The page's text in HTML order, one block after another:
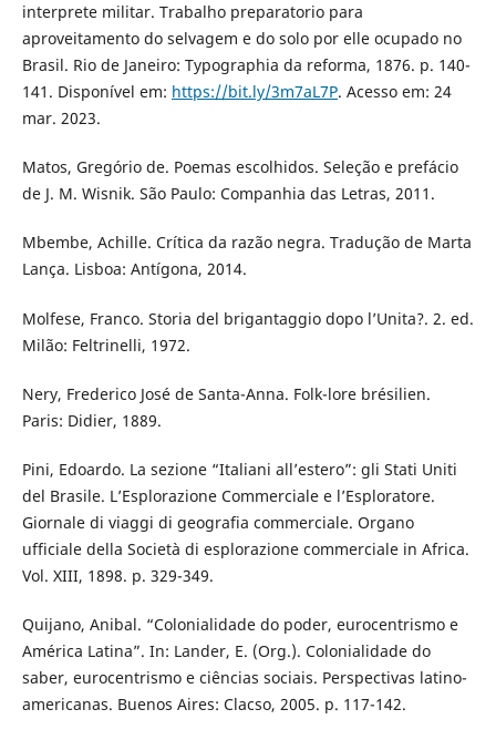
interprete militar. Trabalho preparatorio para
aproveitamento do selvagem e do solo por elle ocupado no
Brasil. Rio de Janeiro: Typographia da reforma, 1876. p. 140-
141. Disponível em: https://bit.ly/3m7aL7P. Acesso em: 24
mar. 2023.
Matos, Gregório de. Poemas escolhidos. Seleção e prefácio
de J. M. Wisnik. São Paulo: Companhia das Letras, 2011.
Mbembe, Achille. Crítica da razão negra. Tradução de Marta
Lança. Lisboa: Antígona, 2014.
Molfese, Franco. Storia del brigantaggio dopo l’Unita?. 2. ed.
Milão: Feltrinelli, 1972.
Nery, Frederico José de Santa-Anna. Folk-lore brésilien.
Paris: Didier, 1889.
Pini, Edoardo. La sezione “Italiani all’estero”: gli Stati Uniti
del Brasile. L’Esplorazione Commerciale e l’Esploratore.
Giornale di viaggi di geografia commerciale. Organo
ufficiale della Società di esplorazione commerciale in Africa.
Vol. XIII, 1898. p. 329-349.
Quijano, Anibal. “Colonialidade do poder, eurocentrismo e
América Latina”. In: Lander, E. (Org.). Colonialidade do
saber, eurocentrismo e ciências sociais. Perspectivas latino-
americanas. Buenos Aires: Clacso, 2005. p. 117-142.